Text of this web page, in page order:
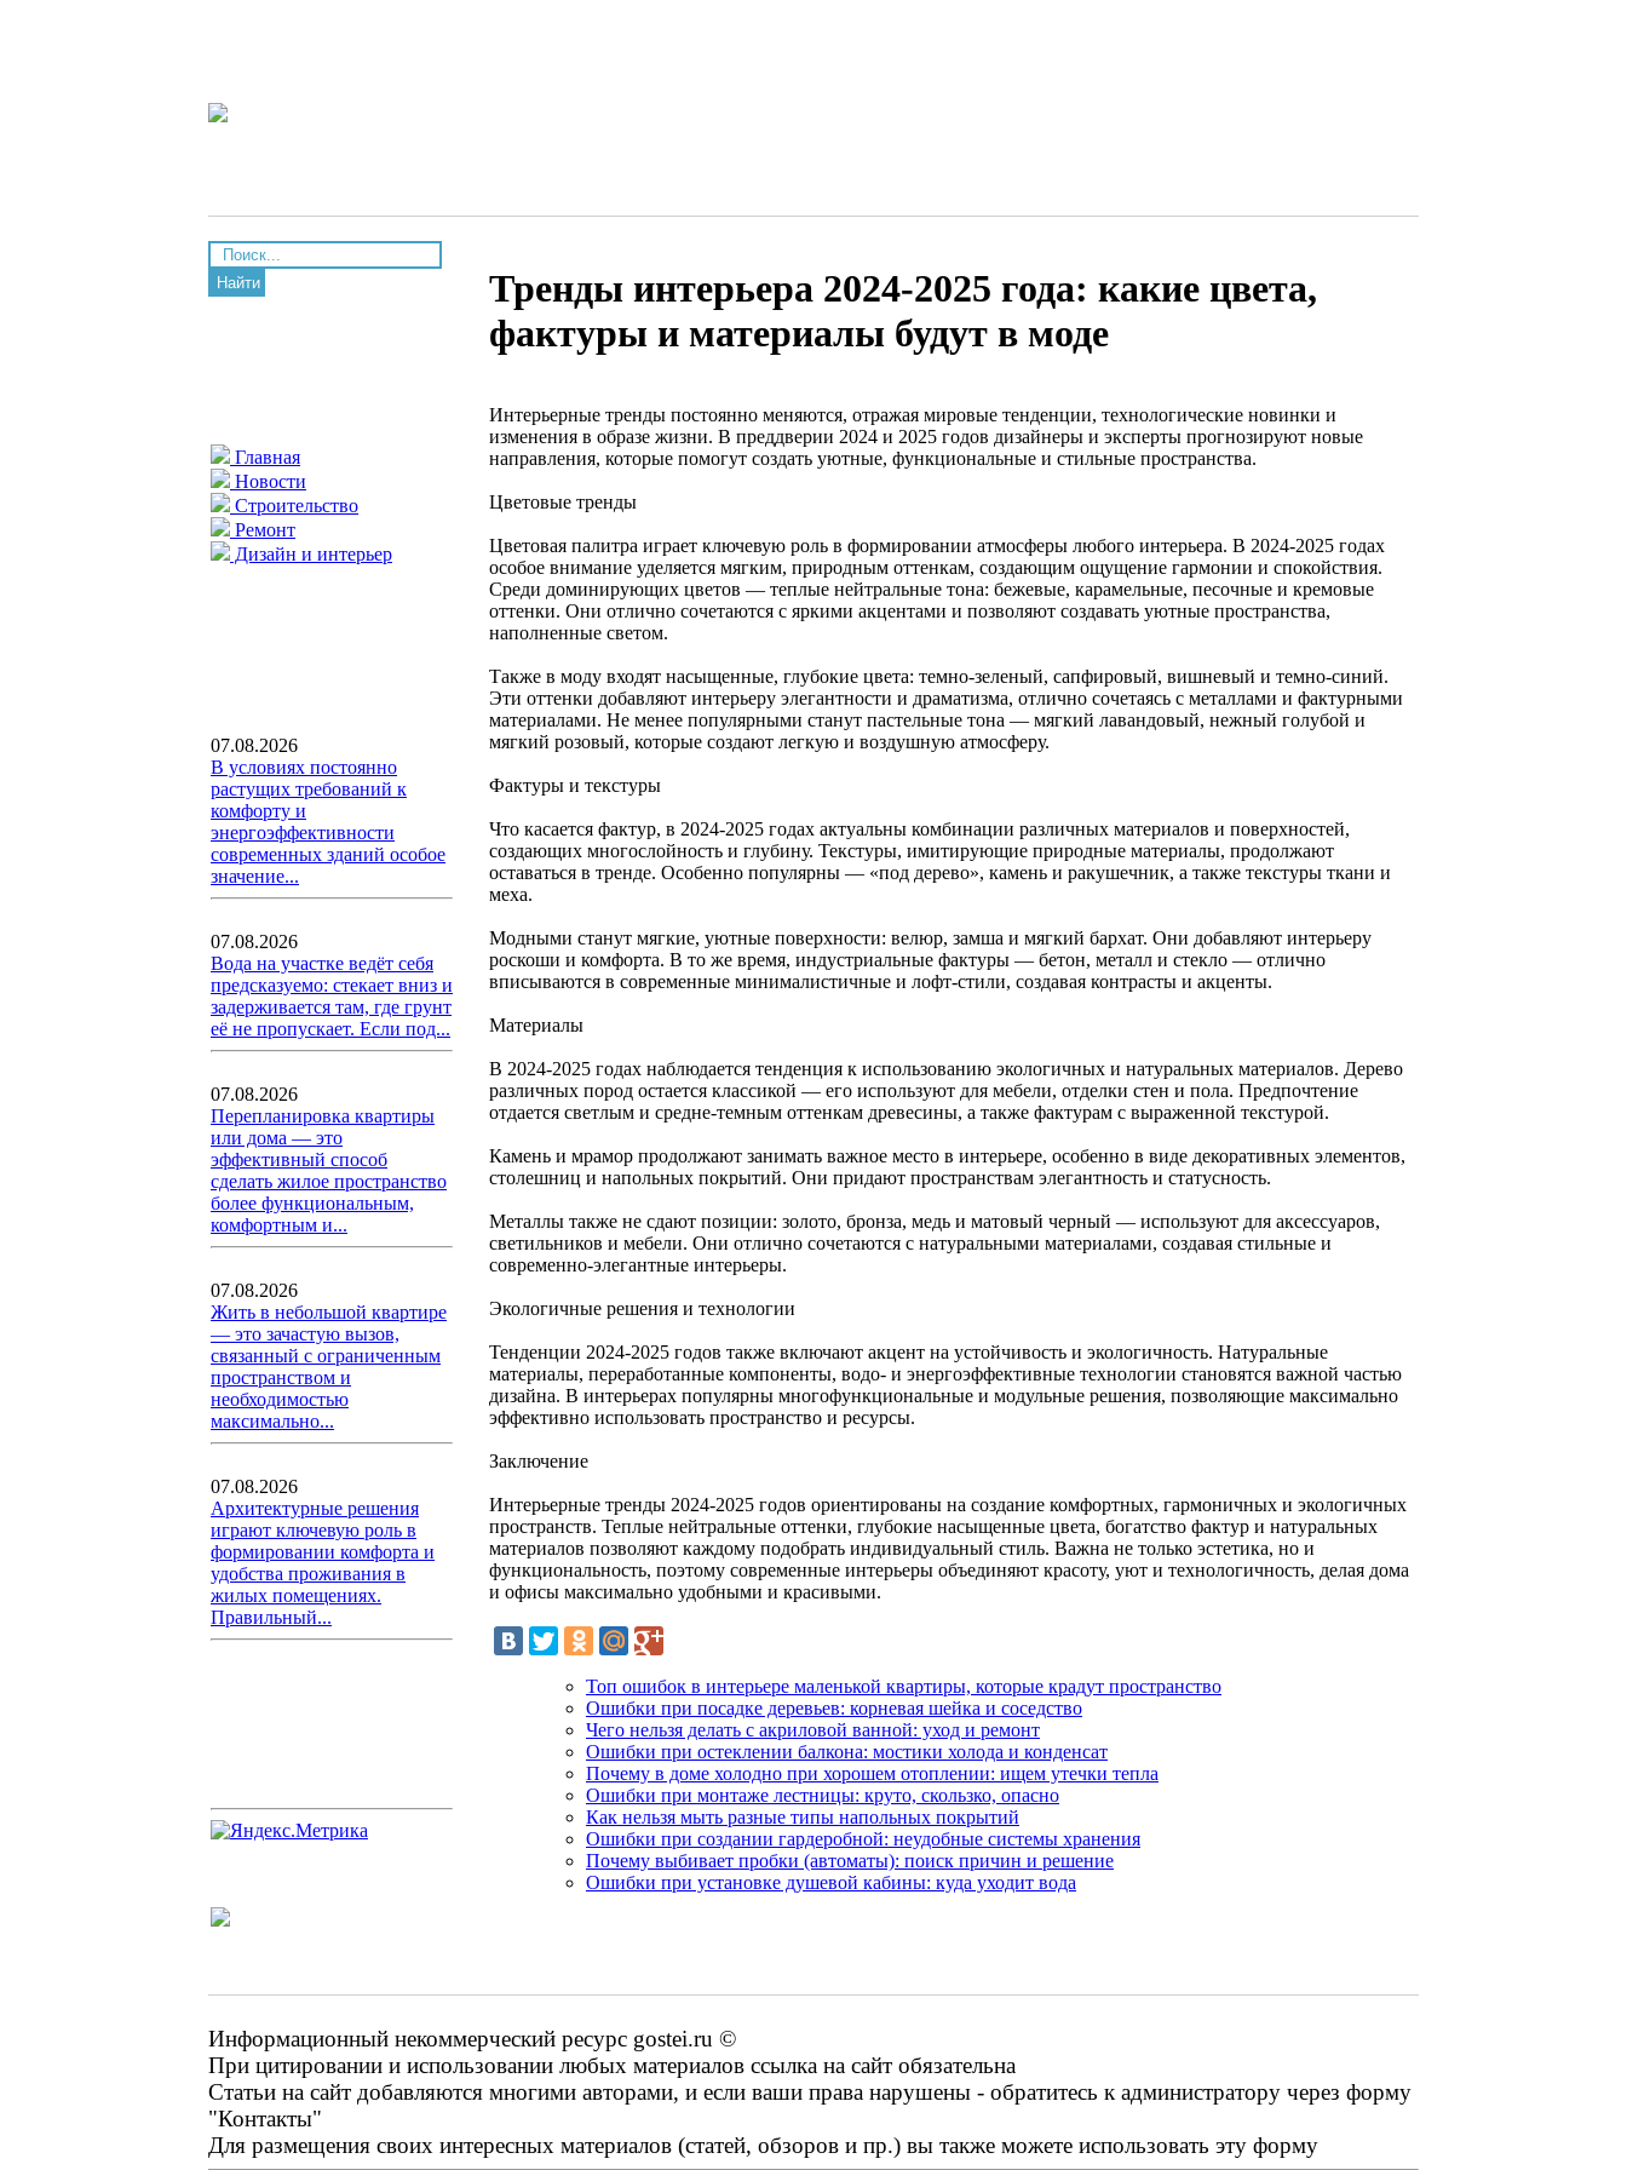
Найти
Главная
Новости
Строительство
Ремонт
Дизайн и интерьер
07.08.2026
В условиях постоянно
растущих требований к
комфорту и
энергоэффективности
современных зданий особое
значение...
07.08.2026
Вода на участке ведёт себя
предсказуемо: стекает вниз и
задерживается там, где грунт
её не пропускает. Если под...
07.08.2026
Перепланировка квартиры
или дома — это
эффективный способ
сделать жилое пространство
более функциональным,
комфортным и...
07.08.2026
Жить в небольшой квартире
— это зачастую вызов,
связанный с ограниченным
пространством и
необходимостью
максимально...
07.08.2026
Архитектурные решения
играют ключевую роль в
формировании комфорта и
удобства проживания в
жилых помещениях.
Правильный...
Тренды интерьера 2024-2025 года: какие цвета,
фактуры и материалы будут в моде
Интерьерные тренды постоянно меняются, отражая мировые тенденции, технологические новинки и
изменения в образе жизни. В преддверии 2024 и 2025 годов дизайнеры и эксперты прогнозируют новые
направления, которые помогут создать уютные, функциональные и стильные пространства.
Цветовые тренды
Цветовая палитра играет ключевую роль в формировании атмосферы любого интерьера. В 2024-2025 годах
особое внимание уделяется мягким, природным оттенкам, создающим ощущение гармонии и спокойствия.
Среди доминирующих цветов — теплые нейтральные тона: бежевые, карамельные, песочные и кремовые
оттенки. Они отлично сочетаются с яркими акцентами и позволяют создавать уютные пространства,
наполненные светом.
Также в моду входят насыщенные, глубокие цвета: темно-зеленый, сапфировый, вишневый и темно-синий.
Эти оттенки добавляют интерьеру элегантности и драматизма, отлично сочетаясь с металлами и фактурными
материалами. Не менее популярными станут пастельные тона — мягкий лавандовый, нежный голубой и
мягкий розовый, которые создают легкую и воздушную атмосферу.
Фактуры и текстуры
Что касается фактур, в 2024-2025 годах актуальны комбинации различных материалов и поверхностей,
создающих многослойность и глубину. Текстуры, имитирующие природные материалы, продолжают
оставаться в тренде. Особенно популярны — «под дерево», камень и ракушечник, а также текстуры ткани и
меха.
Модными станут мягкие, уютные поверхности: велюр, замша и мягкий бархат. Они добавляют интерьеру
роскоши и комфорта. В то же время, индустриальные фактуры — бетон, металл и стекло — отлично
вписываются в современные минималистичные и лофт-стили, создавая контрасты и акценты.
Материалы
В 2024-2025 годах наблюдается тенденция к использованию экологичных и натуральных материалов. Дерево
различных пород остается классикой — его используют для мебели, отделки стен и пола. Предпочтение
отдается светлым и средне-темным оттенкам древесины, а также фактурам с выраженной текстурой.
Камень и мрамор продолжают занимать важное место в интерьере, особенно в виде декоративных элементов,
столешниц и напольных покрытий. Они придают пространствам элегантность и статусность.
Металлы также не сдают позиции: золото, бронза, медь и матовый черный — используют для аксессуаров,
светильников и мебели. Они отлично сочетаются с натуральными материалами, создавая стильные и
современно-элегантные интерьеры.
Экологичные решения и технологии
Тенденции 2024-2025 годов также включают акцент на устойчивость и экологичность. Натуральные
материалы, переработанные компоненты, водо- и энергоэффективные технологии становятся важной частью
дизайна. В интерьерах популярны многофункциональные и модульные решения, позволяющие максимально
эффективно использовать пространство и ресурсы.
Заключение
Интерьерные тренды 2024-2025 годов ориентированы на создание комфортных, гармоничных и экологичных
пространств. Теплые нейтральные оттенки, глубокие насыщенные цвета, богатство фактур и натуральных
материалов позволяют каждому подобрать индивидуальный стиль. Важна не только эстетика, но и
функциональность, поэтому современные интерьеры объединяют красоту, уют и технологичность, делая дома
и офисы максимально удобными и красивыми.
Топ ошибок в интерьере маленькой квартиры, которые крадут пространство
Ошибки при посадке деревьев: корневая шейка и соседство
Чего нельзя делать с акриловой ванной: уход и ремонт
Ошибки при остеклении балкона: мостики холода и конденсат
Почему в доме холодно при хорошем отоплении: ищем утечки тепла
Ошибки при монтаже лестницы: круто, скользко, опасно
Как нельзя мыть разные типы напольных покрытий
Ошибки при создании гардеробной: неудобные системы хранения
Почему выбивает пробки (автоматы): поиск причин и решение
Ошибки при установке душевой кабины: куда уходит вода
Информационный некоммерческий ресурс gostei.ru ©
При цитировании и использовании любых материалов ссылка на сайт обязательна
Статьи на сайт добавляются многими авторами, и если ваши права нарушены - обратитесь к администратору через форму
"Контакты"
Для размещения своих интересных материалов (статей, обзоров и пр.) вы также можете использовать эту форму